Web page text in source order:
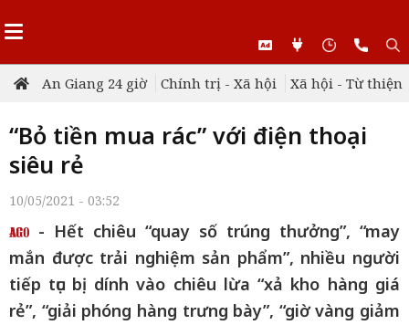
An Giang 24 giờ Chính trị - Xã hội Xã hội - Từ thiện
“Bỏ tiền mua rác” với điện thoại
siêu rẻ
10/05/2021 - 03:52
- Hết chiêu “quay số trúng thưởng”, “may
mắn được trải nghiệm sản phẩm”, nhiều người
tiếp tục bị dính vào chiêu lừa “xả kho hàng giá
rẻ”, “giải phóng hàng trưng bày”, “giờ vàng giảm